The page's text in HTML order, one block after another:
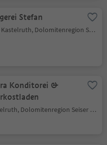
Stefan
Seis, Kastelruth, Dolomitenregion Seiser Alm
Konditorei &
Kastelruth, Dolomitenregion Seiser Alm